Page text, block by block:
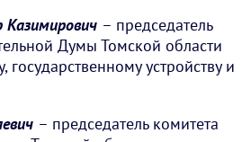
Казимирович – председатель
Думы Томской области
государственному устройству и
– председатель комитета